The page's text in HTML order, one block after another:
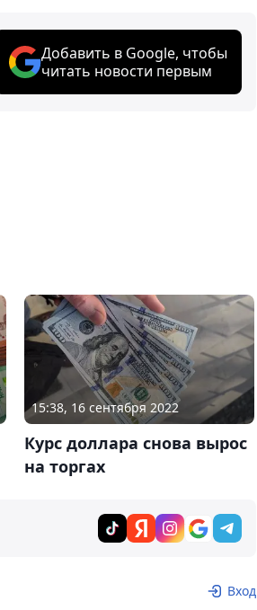
Добавить в Google, чтобы
читать новости первым
15:38, 16 сентября 2022
Курс доллара снова вырос
на торгах
Вход